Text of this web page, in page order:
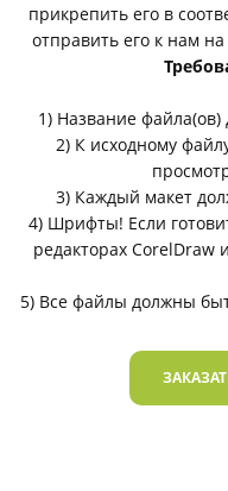
прикрепить его в
отправить его к нам на
1) Название файла(ов)
2) К исходному
3) Каждый макет
4) Шрифты! Если
редакторах
5) Все файлы должны